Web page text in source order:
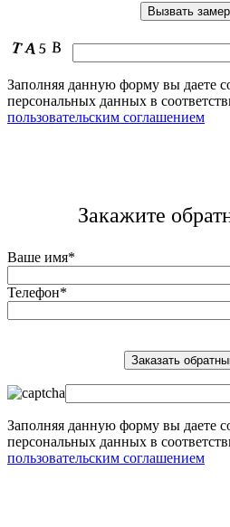
Заполняя данную форму вы даете
персональных данных в
пользовательским соглашением
Закажите
Ваше имя*
Телефон*
Заполняя данную форму вы даете
персональных данных в
пользовательским соглашением